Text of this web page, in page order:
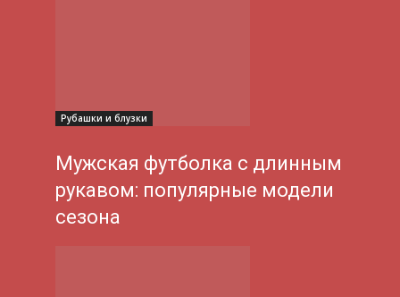
Рубашки и блузки
Мужская футболка с длинным
рукавом: популярные модели
сезона